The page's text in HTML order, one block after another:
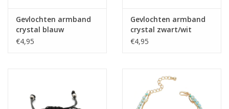
Gevlochten armband
crystal blauw
€4,95
Gevlochten armband
crystal zwart/wit
€4,95